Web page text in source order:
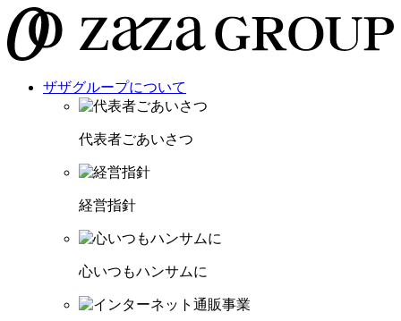
ザザグループについて
代表者ごあいさつ
経営指針
心いつもハンサムに